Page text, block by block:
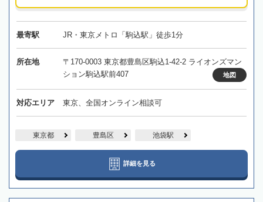
最寄駅 JR・東京メトロ「駒込駅」徒歩1分
所在地
〒170-0003 東京都豊島区駒込1-42-2 ライオンズマン
ション駒込駅前407
地図
対応エリア 東京、全国オンライン相談可
東京都 豊島区 池袋駅
詳細を見る